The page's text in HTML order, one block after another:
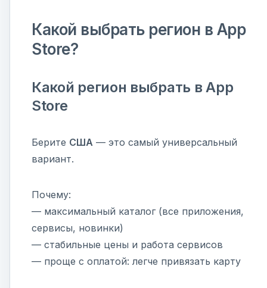
Какой выбрать регион в App
Store?
Какой регион выбрать в App
Store
Берите США — это самый универсальный
вариант.
Почему:
— максимальный каталог (все приложения,
сервисы, новинки)
— стабильные цены и работа сервисов
— проще с оплатой: легче привязать карту